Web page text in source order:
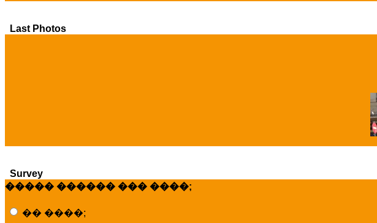
Last Photos
Survey
����� ������ ��� ����;
�� ����;